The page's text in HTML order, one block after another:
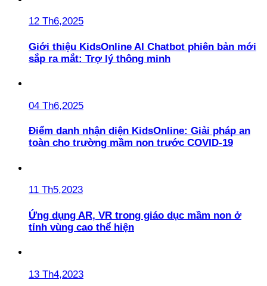
12 Th6,2025
Giới thiệu KidsOnline AI Chatbot phiên bản mới
sắp ra mắt: Trợ lý thông minh
04 Th6,2025
Điểm danh nhận diện KidsOnline: Giải pháp an
toàn cho trường mầm non trước COVID-19
11 Th5,2023
Ứng dụng AR, VR trong giáo dục mầm non ở
tỉnh vùng cao thể hiện
13 Th4,2023